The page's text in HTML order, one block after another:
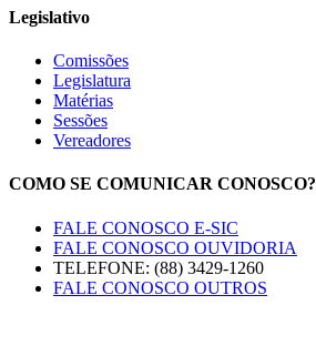
Legislativo
Comissões
Legislatura
Matérias
Sessões
Vereadores
COMO SE COMUNICAR CONOSCO?
FALE CONOSCO E-SIC
FALE CONOSCO OUVIDORIA
TELEFONE: (88) 3429-1260
FALE CONOSCO OUTROS